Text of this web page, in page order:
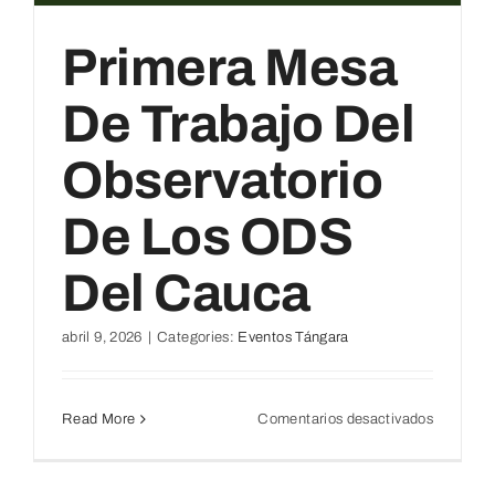
Primera Mesa
De Trabajo Del
Observatorio
De Los ODS
Del Cauca
abril 9, 2026 Categories: Eventos Tángara
Read More Comentarios desactivadosen